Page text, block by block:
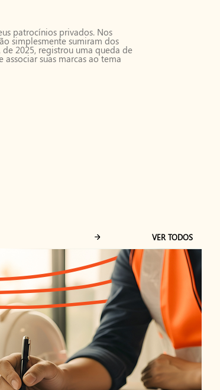
patrocínios privados. Nos
simplesmente sumiram dos
2025, registrou uma queda de
suas marcas ao tema
VER TODOS